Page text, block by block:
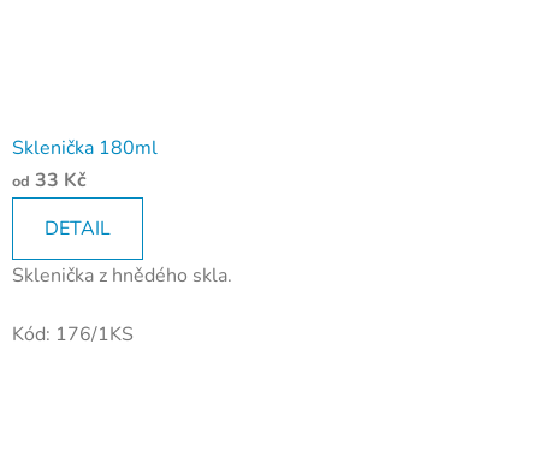
Sklenička 180ml
od 33 Kč
DETAIL
Sklenička z hnědého skla.
Kód: 176/1KS